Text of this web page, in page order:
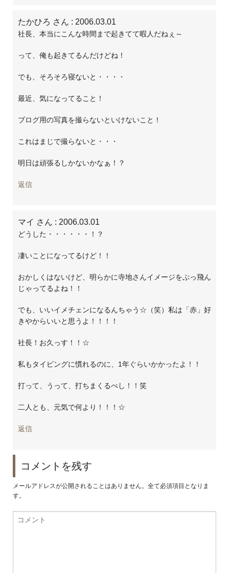
たかひろ さん : 2006.03.01
社長、本当にこんな時間まで起きてて暇人だねぇ～
って、俺も起きてるんだけどね！
でも、そろそろ寝ないと・・・・
最近、気になってること！
ブログ用の写真を撮らないといけないこと！
これはまじで撮らないと・・・
明日は頑張るしかないかなぁ！？
返信
マイ さん : 2006.03.01
どうした・・・・・・！？
凄いことになってるけど！！
おかしくはないけど、明らかに寺地さんイメージをぶっ飛ん
じゃってるよね！！
でも、いいイメチェンになるんちゃう☆（笑）私は「赤」好
きやからいいと思うよ！！！！
社長！お久っす！！☆
私もタイピングに慣れるのに、1年ぐらいかかったよ！！
打って、うって、打ちまくるべし！！笑
二人とも、元気で何より！！！☆
返信
コメントを残す
メールアドレスが公開されることはありません。全て必須項目となりま
す。